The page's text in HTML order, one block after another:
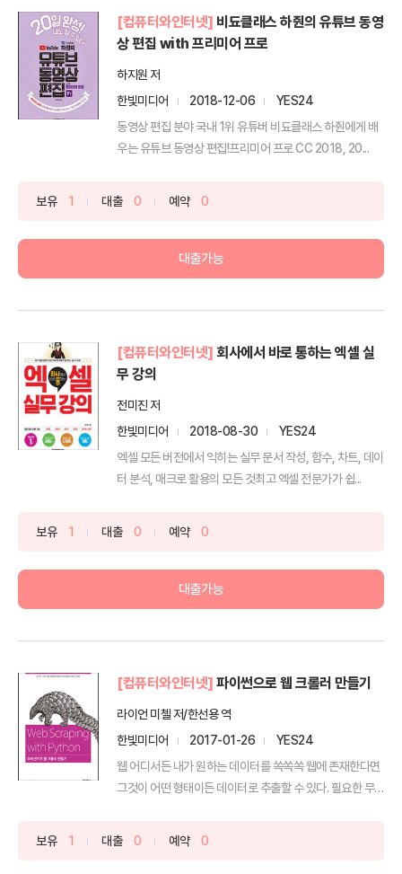
[컴퓨터와인터넷] 비됴클래스 하줜의 유튜브 동영
상 편집 with 프리미어 프로
하지원 저
한빛미디어
2018-12-06
YES24
동영상 편집 분야 국내 1위 유튜버 비됴클래스 하줜에게 배
우는 유튜브 동영상 편집!프리미어 프로 CC 2018, 20...
보유 1 대출 0 예약 0
대출가능
[컴퓨터와인터넷] 회사에서 바로 통하는 엑셀 실
무 강의
전미진 저
한빛미디어
2018-08-30
YES24
엑셀 모든 버전에서 익히는 실무 문서 작성, 함수, 차트, 데이
터 분석, 매크로 활용의 모든 것최고 엑셀 전문가가 쉽...
보유 1 대출 0 예약 0
대출가능
[컴퓨터와인터넷] 파이썬으로 웹 크롤러 만들기
라이언 미첼 저/한선용 역
한빛미디어
2017-01-26
YES24
웹 어디서든 내가 원하는 데이터를 쏙쏙쏙 웹에 존재한다면
그것이 어떤 형태이든 데이터로 추출할 수 있다. 필요한 무
보유 1 대출 0 예약 0